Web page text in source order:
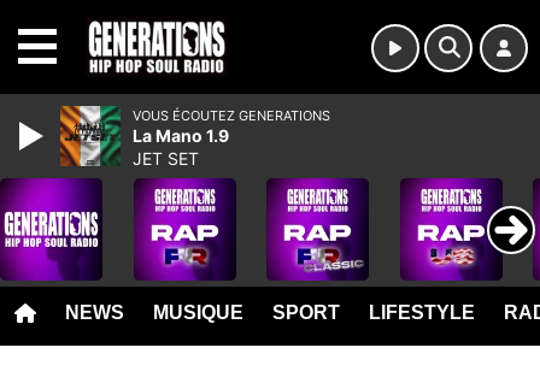
NEWS MUSIQUE SPORT LIFESTYLE
VOUS ÉCOUTEZ GENERATIONS
La Mano 1.9
JET SET